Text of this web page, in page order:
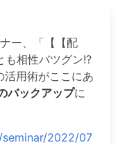
ー、「【【配
相性バツグン!?
活用術がここにあ
バックアップに
2022/07